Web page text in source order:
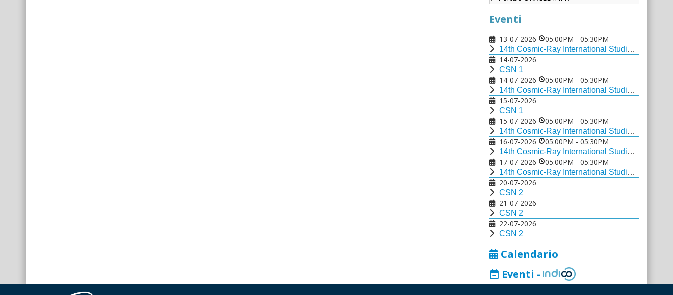
Eventi
13-07-2026 05:00PM - 05:30PM
14th Cosmic-Ray International Studies and Multi-messenger Astroparticle Conference
14-07-2026
CSN 1
14-07-2026 05:00PM - 05:30PM
14th Cosmic-Ray International Studies and Multi-messenger Astroparticle Conference
15-07-2026
CSN 1
15-07-2026 05:00PM - 05:30PM
14th Cosmic-Ray International Studies and Multi-messenger Astroparticle Conference
16-07-2026 05:00PM - 05:30PM
14th Cosmic-Ray International Studies and Multi-messenger Astroparticle Conference
17-07-2026 05:00PM - 05:30PM
14th Cosmic-Ray International Studies and Multi-messenger Astroparticle Conference
20-07-2026
CSN 2
21-07-2026
CSN 2
22-07-2026
CSN 2
Calendario
Eventi -